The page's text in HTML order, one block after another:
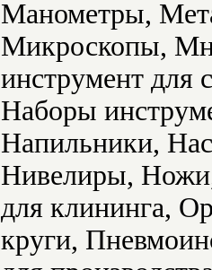
Манометры,
Микроскопы,
инструмент
Наборы
Напильники,
Нивелиры,
для клининга,
круги,